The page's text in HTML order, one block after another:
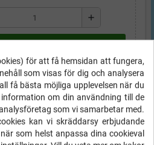
add
order
för att få hemsidan att fungera,
som visas för dig och analysera
få bästa möjliga upplevelsen när du
om din användning till de
som vi samarbetar med.
kan vi skräddarsy erbjudande
som helst anpassa dina cookieval